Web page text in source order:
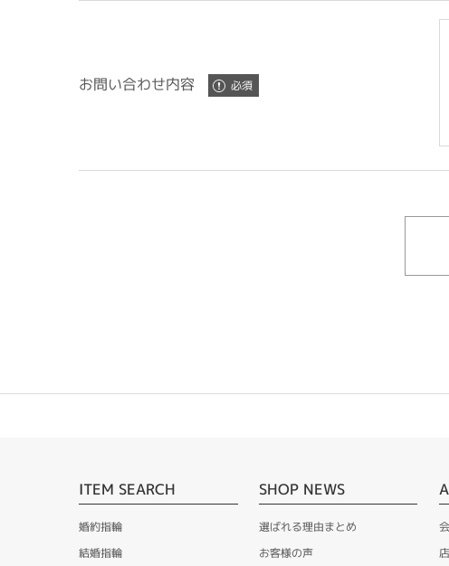
お問い合わせ内容
ITEM SEARCH
婚約指輪
結婚指輪
SHOP NEWS
選ばれる理由まとめ
お客様の声